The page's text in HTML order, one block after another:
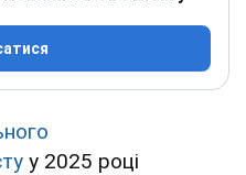
у 2025 році